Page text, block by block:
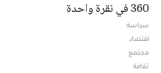
360 في نقرة واحدة
سياسة
اقتصاد
مجتمع
ثقافة